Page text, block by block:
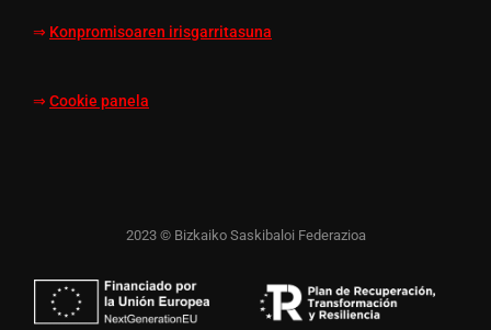
⇒ Konpromisoaren irisgarritasuna
⇒ Cookie panela
2023 © Bizkaiko Saskibaloi Federazioa